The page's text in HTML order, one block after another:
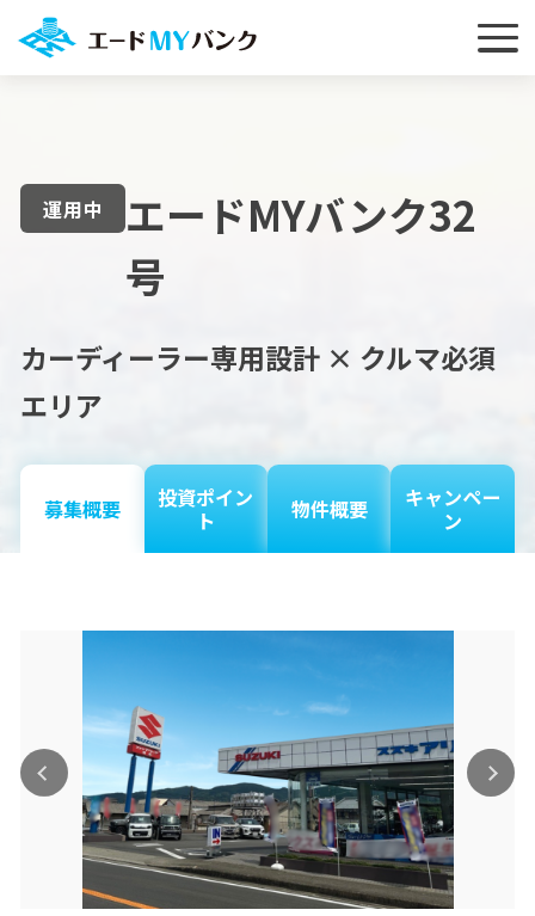
運用中
エードMYバンク32
号
カーディーラー専用設計 × クルマ必須
エリア
募集概要
投資ポイン
ト
物件概要
キャンペー
ン